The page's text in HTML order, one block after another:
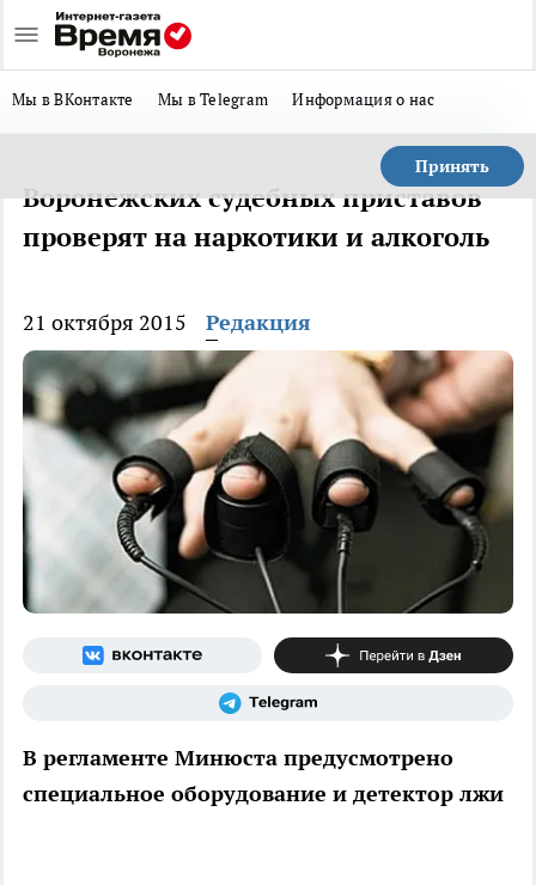
Мы в ВКонтакте Мы в Telegram Информация о нас
Принять
Воронежских судебных приставов
проверят на наркотики и алкоголь
21 октября 2015 Редакция
В регламенте Минюста предусмотрено
специальное оборудование и детектор лжи